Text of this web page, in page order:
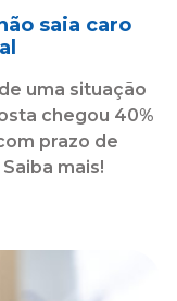
saia caro
uma situação
chegou 40%
prazo de
mais!